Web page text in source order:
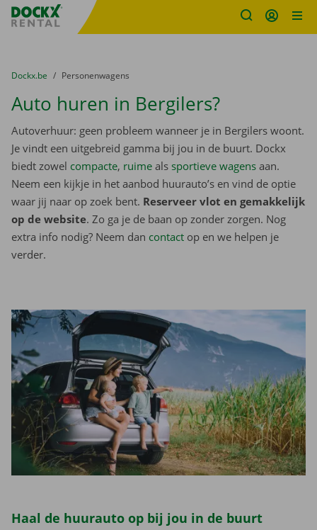
Fratello DEMO
U bevindt zich hier:
van
Dockx.be naar
Personenwagens
Auto huren in Bergilers?
Autoverhuur: geen probleem wanneer je in Bergilers woont.
Je vindt een uitgebreid gamma bij jou in de buurt. Dockx
biedt zowel compacte, ruime als sportieve wagens aan.
Neem een kijkje in het aanbod huurauto’s en vind de optie
waar jij naar op zoek bent. Reserveer vlot en gemakkelijk
op de website. Zo ga je de baan op zonder zorgen. Nog
extra info nodig? Neem dan contact op en we helpen je
verder.
Haal de huurauto op bij jou in de buurt